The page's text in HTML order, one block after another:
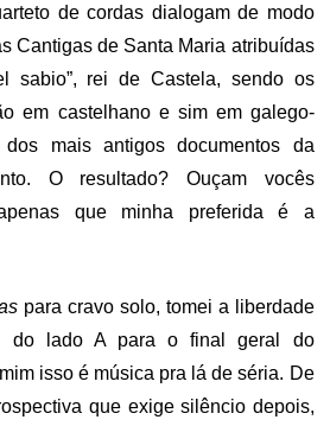
de cordas dialogam de modo
Cantigas de Santa Maria atribuídas
sabio”, rei de Castela, sendo os
em castelhano e sim em galego-
mais antigos documentos da
O resultado? Ouçam vocês
que minha preferida é a
para cravo solo, tomei a liberdade
do lado A para o final geral do
isso é música pra lá de séria. De
que exige silêncio depois,